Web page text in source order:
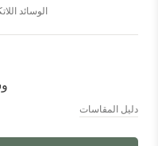
الوسائد
دليل المقاسات